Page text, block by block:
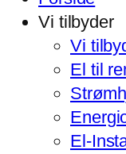
Vi tilbyder
Vi
El til
El-